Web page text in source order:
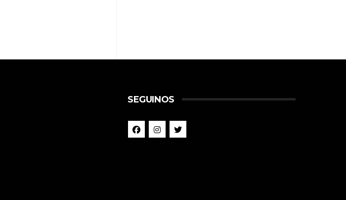
SEGUINOS